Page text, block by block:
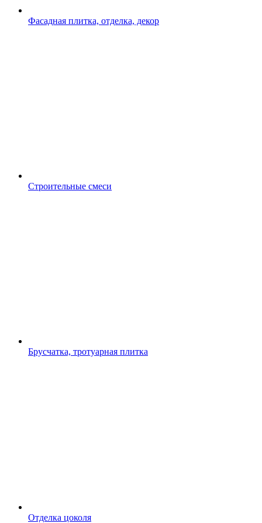
Фасадная плитка, отделка, декор
Строительные смеси
Брусчатка, тротуарная плитка
Отделка цоколя